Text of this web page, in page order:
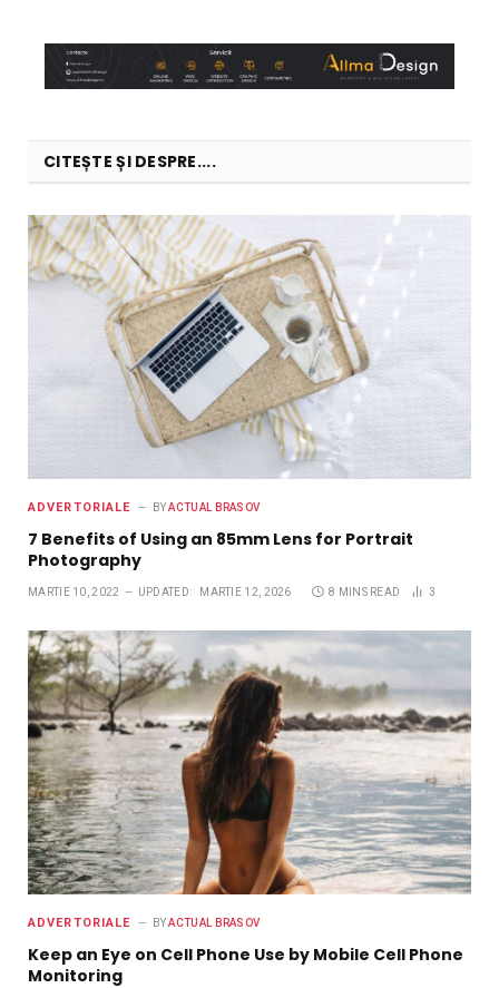
CITEȘTE ȘI DESPRE....
ADVERTORIALE BY ACTUAL BRASOV
7 Benefits of Using an 85mm Lens for Portrait
Photography
MARTIE 10, 2022 UPDATED: MARTIE 12, 2026 8 MINS READ 3
ADVERTORIALE BY ACTUAL BRASOV
Keep an Eye on Cell Phone Use by Mobile Cell Phone
Monitoring